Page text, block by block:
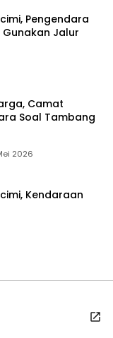
Pengendara
Jalur
Camat
Soal Tambang
2026
Kendaraan